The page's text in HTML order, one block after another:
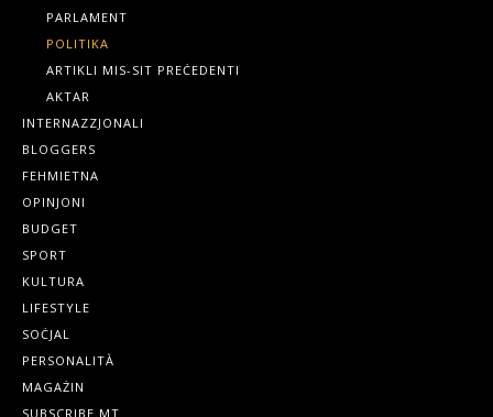
PARLAMENT
POLITIKA
ARTIKLI MIS-SIT PREĊEDENTI
AKTAR
INTERNAZZJONALI
BLOGGERS
FEHMIETNA
OPINJONI
BUDGET
SPORT
KULTURA
LIFESTYLE
SOĊJAL
PERSONALITÀ
MAGAŻIN
SUBSCRIBE.MT